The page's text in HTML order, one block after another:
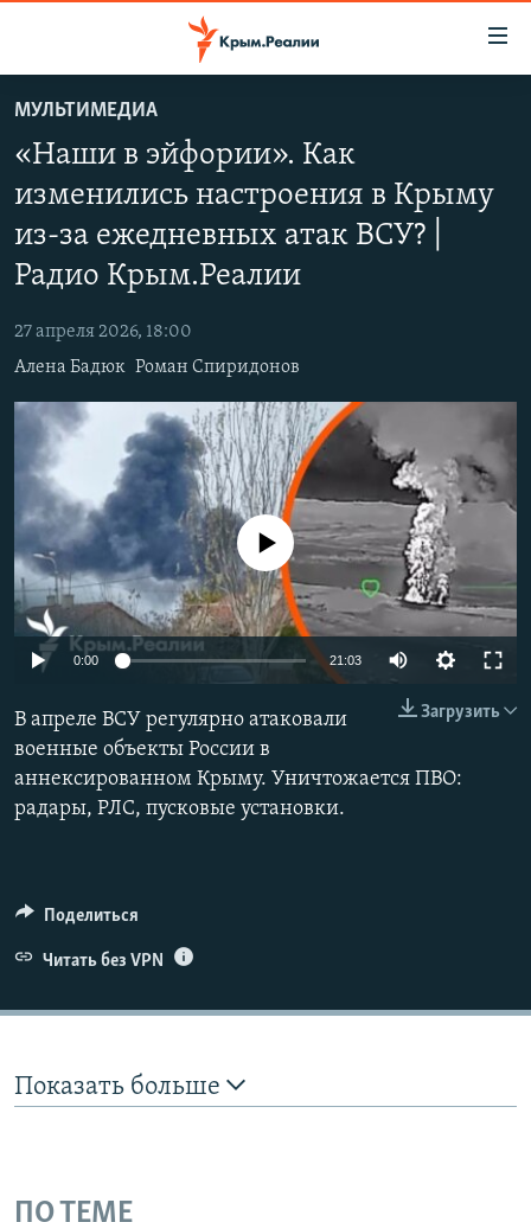
основному
содержанию
главной
Вернутся
СПЕЦПРОЕКТЫ
КАРТА ВОЕННЫХ ОБЪЕКТОВ КРЫМА
11 ЛЕТ ОККУПАЦИИ КРЫМА. 11 ИСТОРИЙ СОПРОТИВЛЕНИЯ
ВОДА
ЕЩЕ
ИНТЕРАКТИВ
ТЕЛЕПРОЕКТ КРЫМ.РЕАЛИИ
СОВЕТЫ ПРАВОЗАЩИТНИКОВ
ПРОПАВШИЕ БЕЗ ВЕСТИ
ПОБЕДИТЕЛЕЙ НЕ СУДЯТ?
КРЫМ.НЕПОКОРЕННЫЙ
ELIFBE
УКРАИНСКАЯ ПРОБЛЕМА КРЫМА
РАДІО СВОБОДА
КАК ОБОЙТИ БЛОКИРОВКУ
Українською
Qırımtatar
ПРИСОЕДИНЯЙТЕСЬ!
Все сайты RFE/RL
МУЛЬТИМЕДИА
«Наши в эйфории». Как
изменились настроения в Крыму
из-за ежедневных атак ВСУ? |
Радио Крым.Реалии
27 апреля 2026, 18:00
Алена Бадюк Роман Спиридонов
240p
No media source currently available
0:00 21:03
240p
480p
Загрузить
В апреле ВСУ регулярно атаковали
военные объекты России в
аннексированном Крыму. Уничтожается ПВО:
радары, РЛС, пусковые установки.
Поделиться
Читать без VPN
Показать больше
ПО ТЕМЕ